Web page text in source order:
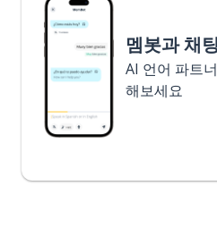
멤봇과 채
AI 언어 파트
해보세요